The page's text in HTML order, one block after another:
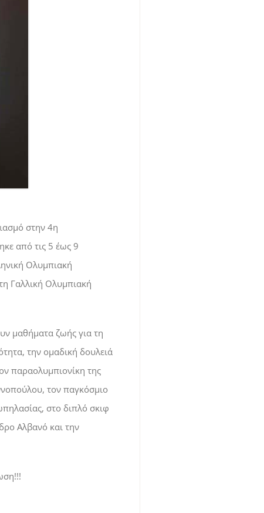
στην 4η
από τις 5 έως 9
Ολυμπιακή
Γαλλική Ολυμπιακή
μαθήματα ζωής για τη
την ομαδική δουλειά
παραολυμπιονίκη της
τον παγκόσμιο
στο διπλό σκιφ
Αλβανό και την